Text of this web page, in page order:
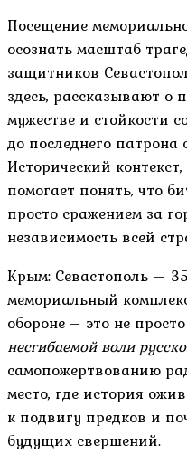
Посещение
осознать масштаб
защитников
здесь, рассказывают о
мужестве и стойкости
до последнего
Исторический
помогает понять, что
просто сражением за
независимость всей
Крым: Севастополь —
мемориальный
обороне – это не
несгибаемой воли
самопожертвованию
место, где история
к подвигу предков и
будущих свершений.